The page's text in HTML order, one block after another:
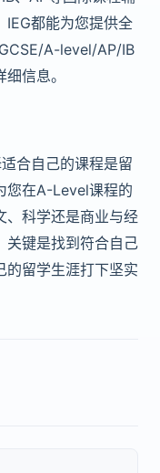
IEG都能为您提供全
A-level/AP/IB
信息。
合自己的课程是留
您在A-Level课程的
、科学还是商业与经
关键是找到符合自己
的留学生涯打下坚实